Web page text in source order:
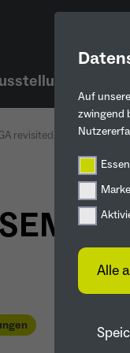
Auf
zwingend
Alle
revisited, Grüner Ring